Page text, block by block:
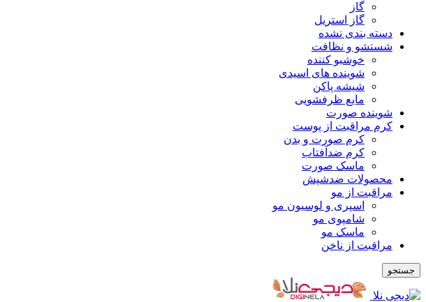
گاز
گاز استریل
دسته بندی نشده
شستشو و نظافت
خوشبو کننده
شوینده های اسیدی
شیشه پاکن
مایع ظرفشویی
شوینده صورت
کرم مراقبت از پوست
کرم صورت و بدن
کرم ضدآفتاب
ماسک صورت
محصولات ضدشپش
مراقبت از مو
اسپری و لوسیون مو
شامپوی مو
ماسک مو
مراقبت از ناخن
جستجو